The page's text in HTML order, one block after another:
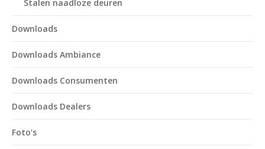
Stalen naadloze deuren
Downloads
Downloads Ambiance
Downloads Consumenten
Downloads Dealers
Foto’s